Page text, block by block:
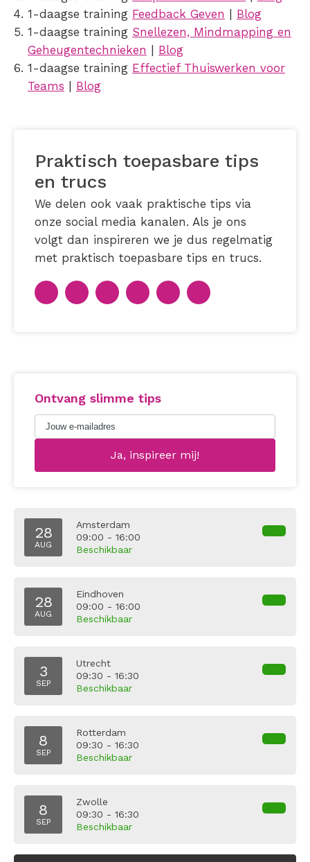
1-daagse training Feedback Geven | Blog
1-daagse training Snellezen, Mindmapping en
Geheugentechnieken | Blog
1-daagse training Effectief Thuiswerken voor
Teams | Blog
Praktisch toepasbare tips
en trucs
We delen ook vaak praktische tips via
onze social media kanalen. Als je ons
volgt dan inspireren we je dus regelmatig
met praktisch toepasbare tips en trucs.
Ontvang slimme tips
28
AUG
Amsterdam
09:00 - 16:00
Beschikbaar
28
AUG
Eindhoven
09:00 - 16:00
Beschikbaar
3
SEP
Utrecht
09:30 - 16:30
Beschikbaar
8
SEP
Rotterdam
09:30 - 16:30
Beschikbaar
8
SEP
Zwolle
09:30 - 16:30
Beschikbaar